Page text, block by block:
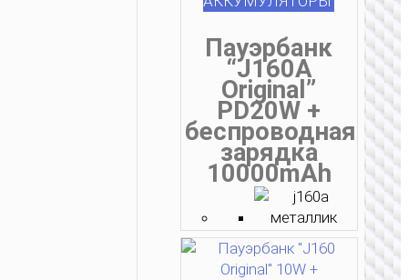
Пауэрбанк
“J160A
Original”
PD20W +
беспроводная
зарядка
10000mAh